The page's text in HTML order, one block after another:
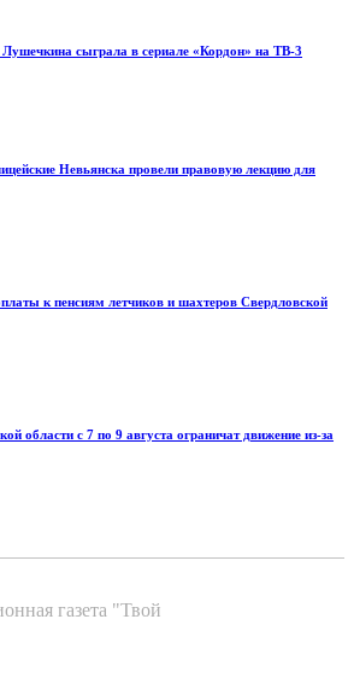
сыграла в сериале «Кордон» на ТВ-3
Невьянска провели правовую лекцию для
к пенсиям летчиков и шахтеров Свердловской
области с 7 по 9 августа ограничат движение из-за
газета "Твой